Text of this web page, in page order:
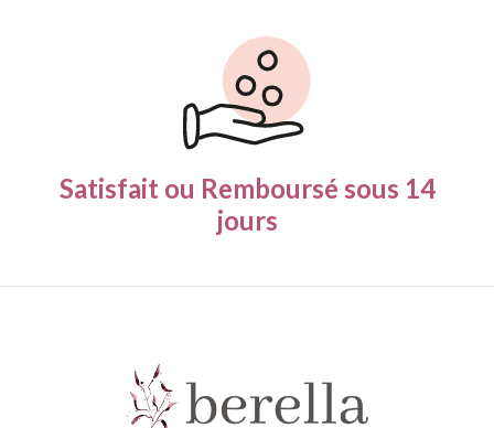
Satisfait ou Remboursé sous 14
jours